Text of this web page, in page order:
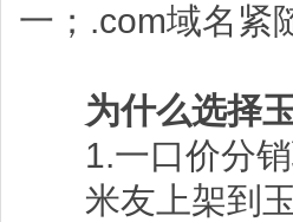
一；.com域名紧
为什么选择玉
1.一口价分销
米友上架到玉